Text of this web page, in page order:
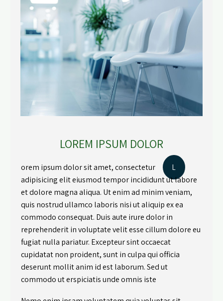
LOREM IPSUM DOLOR
L
orem ipsum dolor sit amet, consectetur
adipisicing elit eiusmod tempor incididunt ut labore
et dolore magna aliqua. Ut enim ad minim veniam,
quis nostrud ullamco laboris nisi ut aliquip ex ea
commodo consequat. Duis aute irure dolor in
reprehenderit in voluptate velit esse cillum dolore eu
fugiat nulla pariatur. Excepteur sint occaecat
cupidatat non proident, sunt in culpa qui officia
deserunt mollit anim id est laborum. Sed ut
commodo ut erspiciatis unde omnis iste